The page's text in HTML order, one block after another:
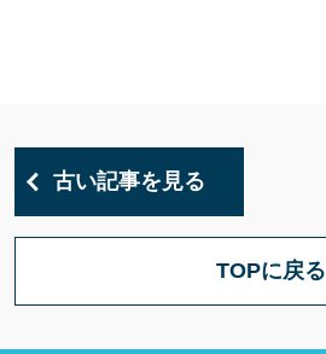
古い記事を見る
TOPに戻る